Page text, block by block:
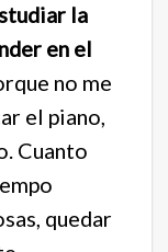
la
en el
no me
el piano,
Cuanto
quedar